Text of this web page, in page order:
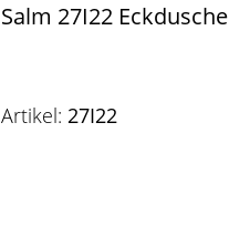
Salm 27I22 Eckdusche
Artikel: 27I22